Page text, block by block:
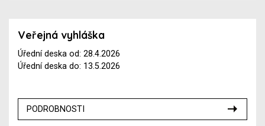
Veřejná vyhláška
Úřední deska od: 28.4.2026
Úřední deska do: 13.5.2026
PODROBNOSTI